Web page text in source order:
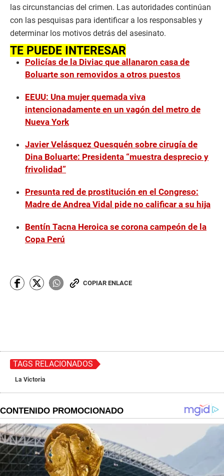
las circunstancias del crimen. Las autoridades continúan
con las pesquisas para identificar a los responsables y
determinar los motivos detrás del asesinato.
TE PUEDE INTERESAR
Policías de la Diviac que allanaron casa de
Boluarte son removidos a otros puestos
EEUU: Una mujer quemada viva
intencionadamente en un vagón del metro de
Nueva York
Javier Velásquez Quesquén sobre cirugía de
Dina Boluarte: Presidenta “muestra desprecio y
frivolidad”
Presunta red de prostitución en el Congreso:
Madre de Andrea Vidal pide no calificar a su hija
Bentín Tacna Heroica se corona campeón de la
Copa Perú
COPIAR ENLACE
TAGS RELACIONADOS
La Victoria